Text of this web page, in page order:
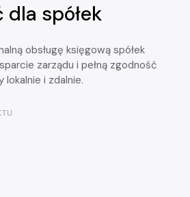
dla spółek
obsługę księgową spółek
zarządu i pełną zgodność
lokalnie i zdalnie.